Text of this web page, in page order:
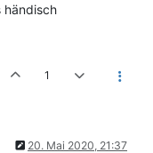
händisch
1
20. Mai 2020, 21:37